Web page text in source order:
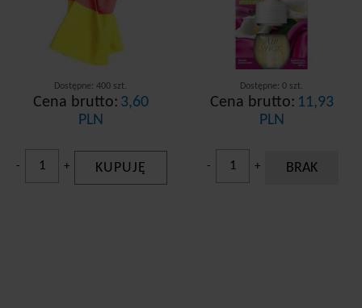
Dostępne: 400 szt.
Cena brutto: 3,60
PLN
- + KUPUJĘ
Dostępne: 0 szt.
Cena brutto: 11,93
PLN
- + BRAK